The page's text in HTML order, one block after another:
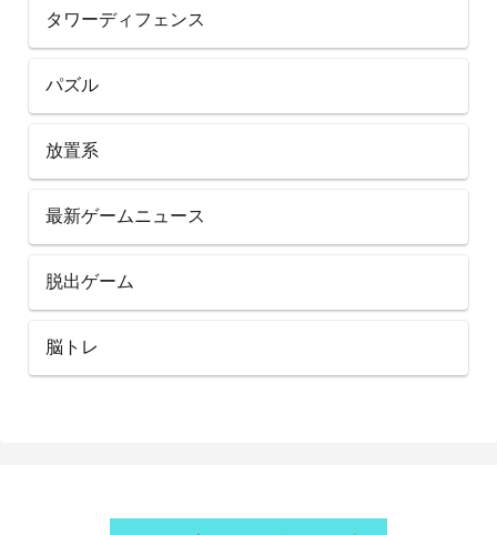
タワーディフェンス
パズル
放置系
最新ゲームニュース
脱出ゲーム
脳トレ